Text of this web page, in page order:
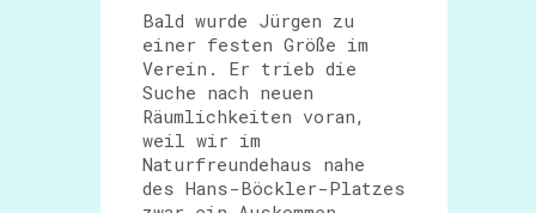
Bald wurde Jürgen zu
einer festen Größe im
Verein. Er trieb die
Suche nach neuen
Räumlichkeiten voran,
weil wir im
Naturfreundehaus nahe
des Hans-Böckler-Platzes